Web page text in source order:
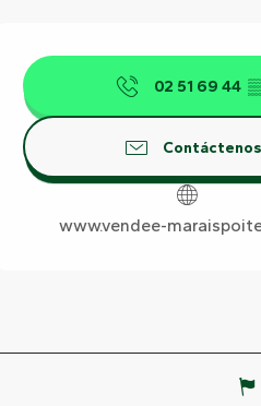
Horarios y
02 51 69 44
Contáctenos
www.vendee-